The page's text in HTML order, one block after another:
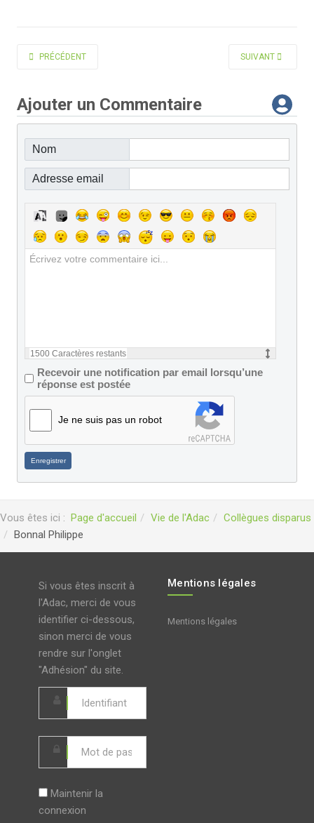
ARTICLE PRÉCÉDENT : BOVÉ JOSEPH MARIE
PRÉCÉDENT ARTICLE SUIVANT
SUIVANT
Ajouter un Commentaire
Nom
Adresse email
1500 Caractères restants
Recevoir une notification par email lorsqu’une
réponse est postée
Je ne suis pas un robot
Enregistrer
Vous êtes ici : Page d'accueil Vie de l'Adac
Collègues disparus
Bonnal Philippe
Si vous êtes inscrit à
l'Adac, merci de vous
identifier ci-dessous,
sinon merci de vous
rendre sur l'onglet
"Adhésion" du site.
Maintenir la
connexion
Mentions légales
Mentions légales